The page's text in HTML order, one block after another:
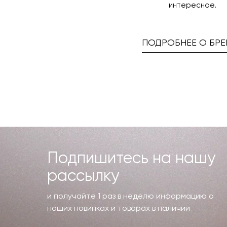
интересное.
ПОДРОБНЕЕ О
Подпишитесь на нашу
рассылку
и получайте 1 раз в неделю информацию о
наших новинках и товарах в наличии